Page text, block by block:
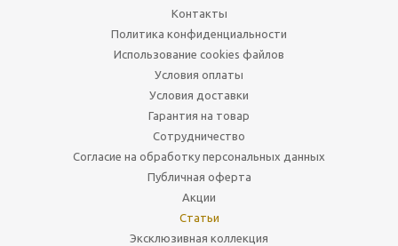
Контакты
Политика конфиденциальности
Использование cookies файлов
Условия оплаты
Условия доставки
Гарантия на товар
Сотрудничество
Согласие на обработку персональных данных
Публичная оферта
Акции
Статьи
Эксклюзивная коллекция